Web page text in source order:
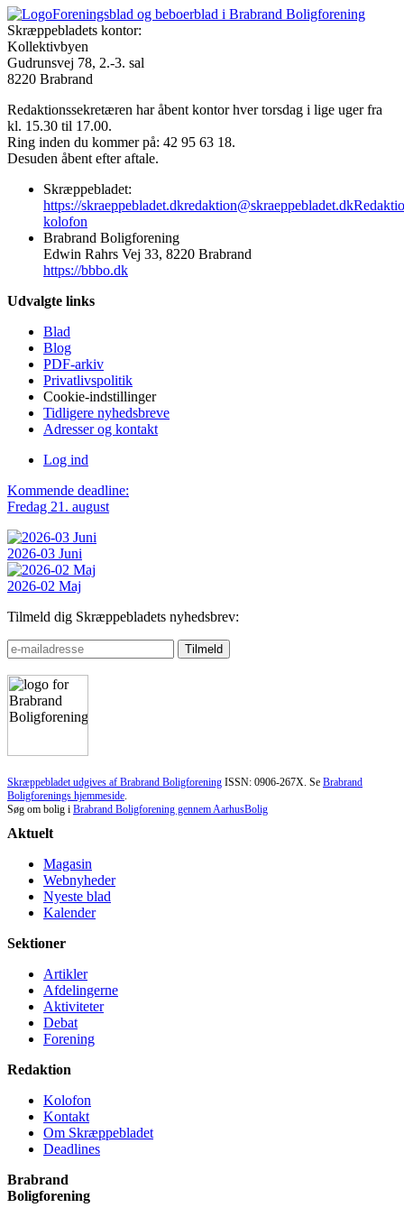
Foreningsblad og beboerblad i Brabrand Boligforening
Skræppebladets kontor:
Kollektivbyen
Gudrunsvej 78, 2.-3. sal
8220 Brabrand
Redaktionssekretæren har åbent kontor hver torsdag i lige uger fra
kl. 15.30 til 17.00.
Ring inden du kommer på: 42 95 63 18.
Desuden åbent efter aftale.
Skræppebladet:
https://skraeppebladet.dkredaktion@skraeppebladet.dk
kolofon
Brabrand Boligforening
Edwin Rahrs Vej 33, 8220 Brabrand
https://bbbo.dk
Udvalgte links
Blad
Blog
PDF-arkiv
Privatlivspolitik
Cookie-indstillinger
Tidligere nyhedsbreve
Adresser og kontakt
Log ind
Kommende deadline:
Fredag 21. august
2026-03 Juni
2026-02 Maj
Tilmeld dig Skræppebladets nyhedsbrev:
Skræppebladet udgives af Brabrand Boligforening ISSN: 0906-267X. Se Brabrand
Boligforenings hjemmeside
Søg om bolig i Brabrand Boligforening gennem AarhusBolig
Aktuelt
Magasin
Webnyheder
Nyeste blad
Kalender
Sektioner
Artikler
Afdelingerne
Aktiviteter
Debat
Forening
Redaktion
Kolofon
Kontakt
Om Skræppe­bladet
Deadlines
Brabrand
Bolig­forening